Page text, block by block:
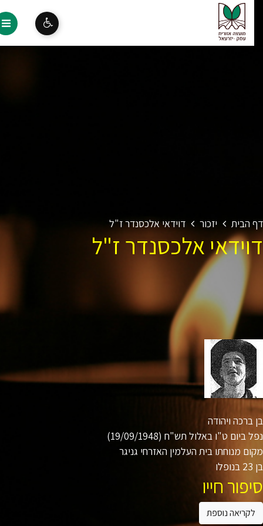
הבית יזכור דוידאי אלכסנדר ז"ל
אלכסנדר ז"ל
ויהודה
ביום ט"ו באלול תש"ח (19/09/1948)
מנוחתו בית העלמין האזרחי גניגר
חייו
נוספת